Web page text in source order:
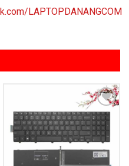
LAPTOPDANANGCOM
Add to
Wishlist